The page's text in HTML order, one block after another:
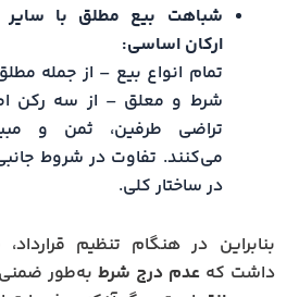
شباهت بیع مطلق با سایر
ارکان اساسی:
تمام انواع بیع – از جمله
شرط و معلق – از سه رکن
تراضی طرفین، ثمن و
می‌کنند. تفاوت در شروط
در ساختار کلی.
بنابراین در هنگام تنظیم قرارداد،
داشت کهعدم درج شرطبه‌طور